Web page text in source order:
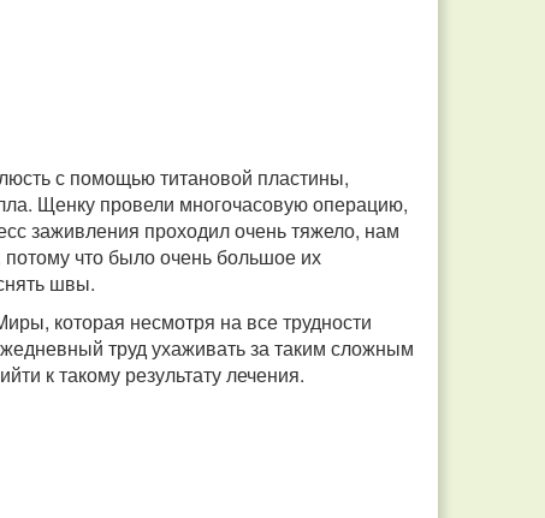
с помощью титановой пластины,
Щенку провели многочасовую операцию,
заживления проходил очень тяжело, нам
что было очень большое их
швы.
которая несмотря на все трудности
труд ухаживать за таким сложным
к такому результату лечения.